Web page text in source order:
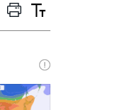
프
트
텍
트